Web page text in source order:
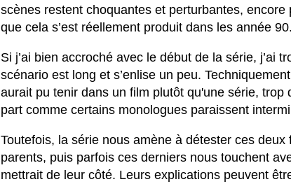
scènes restent choquantes et perturbantes, encore
que cela s’est réellement produit dans les année 90.
Si j’ai bien accroché avec le début de la série, j’ai
scénario est long et s’enlise un peu.
aurait pu tenir dans un film plutôt qu'une série, trop
part comme certains monologues paraissent
Toutefois, la série nous amène à détester ces
parents, puis parfois ces derniers nous touchent
mettrait de leur côté. Leurs explications peuvent